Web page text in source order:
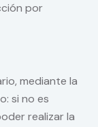
por
mediante la
si no es
realizar la